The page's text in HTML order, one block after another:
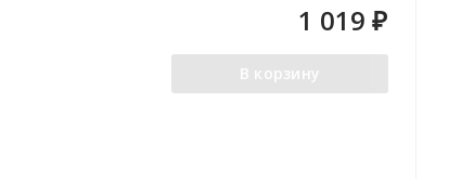
1 019 ₽
В корзину